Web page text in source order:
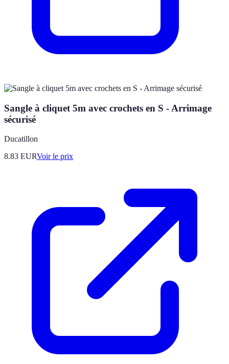
Sangle à cliquet 5m avec crochets en S - Arrimage
sécurisé
Ducatillon
8.83 EURVoir le prix